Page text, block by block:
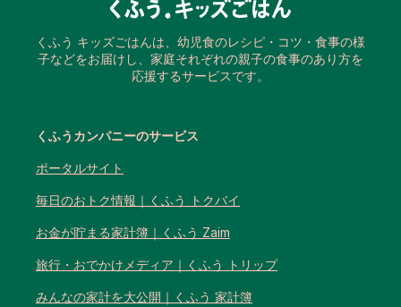
くふう キッズごはんは、幼児食のレシピ・コツ・食事の様
子などをお届けし、家庭それぞれの親子の食事のあり方を
応援するサービスです。
くふうカンパニーのサービス
ポータルサイト
毎日のおトク情報｜くふう トクバイ
お金が貯まる家計簿｜くふう Zaim
旅行・おでかけメディア｜くふう トリップ
みんなの家計を大公開｜くふう 家計簿